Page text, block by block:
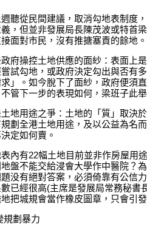
聽從民間建議，取消勾地表制度
，但並非發展局長陳茂波或特首
面對市民，沒有推搪塞責的餘地。
府操控土地供應的面紗：表面上
試勾地，或政府決定勾出與否有
」。如今脫下了面紗，政府便須
管下一步的表現如何，梁班子此
地用途之爭：土地的「質」取決
劃全港土地用途，及以公益為名
定如何賣。
內有22幅土地目前並非作房屋用
盤不能交給浸會大學作中醫院？
没有絕對答案，必須倚靠有公信
已經很高(主席是發展局常務秘
把城規會當作橡皮圖章，只會引
規劃暴力